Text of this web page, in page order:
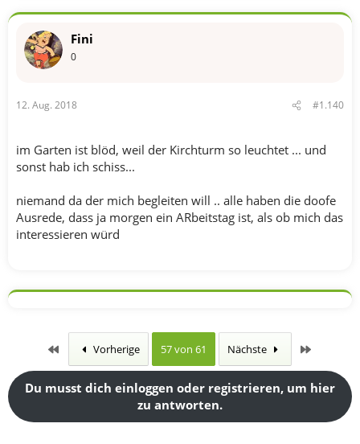
Fini
0
12. Aug. 2018 #1.140
im Garten ist blöd, weil der Kirchturm so leuchtet ... und
sonst hab ich schiss...
niemand da der mich begleiten will .. alle haben die doofe
Ausrede, dass ja morgen ein ARbeitstag ist, als ob mich das
interessieren würd
Erste Vorherige 57 von 61 Nächste
Du musst dich einloggen oder registrieren, um hier
zu antworten.